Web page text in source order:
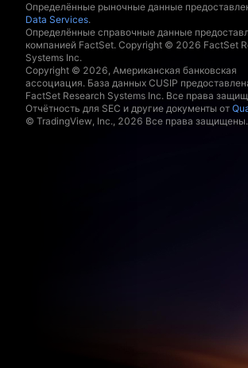
Определённые рыночные данные
Data Services.
Определённые справочные данные
компанией FactSet. Copyright © 2026 FactSet
Systems Inc.
Copyright © 2026, Американская банковская
ассоциация. База данных CUSIP
FactSet Research Systems Inc. Все права
Отчётность для SEC и другие документы от
© TradingView, Inc., 2026 Все права защищены.